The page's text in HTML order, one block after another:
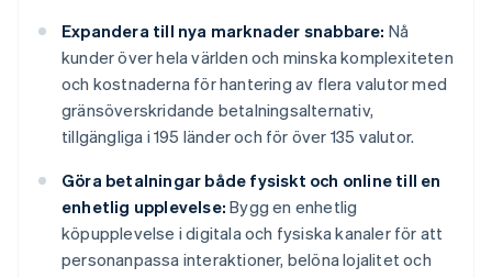
Expandera till nya marknader snabbare: Nå
kunder över hela världen och minska komplexiteten
och kostnaderna för hantering av flera valutor med
gränsöverskridande betalningsalternativ,
tillgängliga i 195 länder och för över 135 valutor.
Göra betalningar både fysiskt och online till en
enhetlig upplevelse: Bygg en enhetlig
köpupplevelse i digitala och fysiska kanaler för att
personanpassa interaktioner, belöna lojalitet och